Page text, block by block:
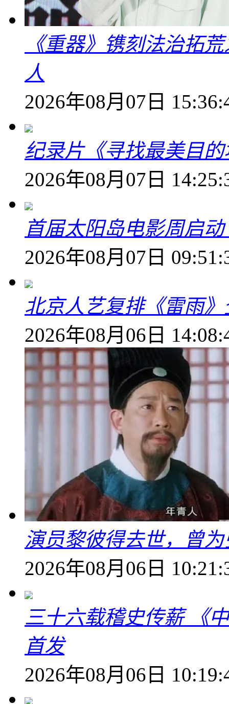
《重器》镌刻法治拓
人
2026年08月07日
纪录片《寻找最美目
2026年08月07日
首届太阳岛电影周启
2026年08月07日
北京人艺复排《雷雨》
2026年08月06日
演员黎彼得去世，曾
2026年08月06日
三十六载稽史传薪 《
首发
2026年08月06日